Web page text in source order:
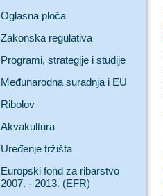
Oglasna ploča
Zakonska regulativa
Programi, strategije i studije
Međunarodna suradnja i EU
Ribolov
Akvakultura
Uređenje tržišta
Europski fond za ribarstvo
2007. - 2013. (EFR)